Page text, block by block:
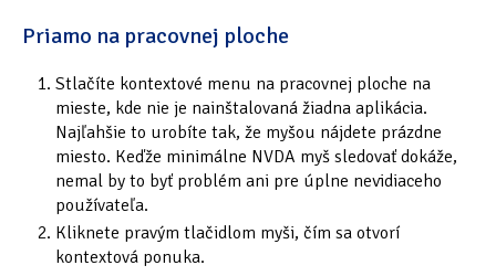
Software (503)
Asistivní software(428)
Běžný software (284)
Tipy & triky(17)
Priamo na pracovnej ploche
Stlačíte kontextové menu na pracovnej ploche na
mieste, kde nie je nainštalovaná žiadna aplikácia.
Najľahšie to urobíte tak, že myšou nájdete prázdne
miesto. Keďže minimálne NVDA myš sledovať dokáže,
nemal by to byť problém ani pre úplne nevidiaceho
používateľa.
Kliknete pravým tlačidlom myši, čím sa otvorí
kontextová ponuka.